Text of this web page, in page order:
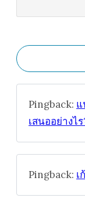
Pingback: แ
เสนออย่างไ
Pingback: เ